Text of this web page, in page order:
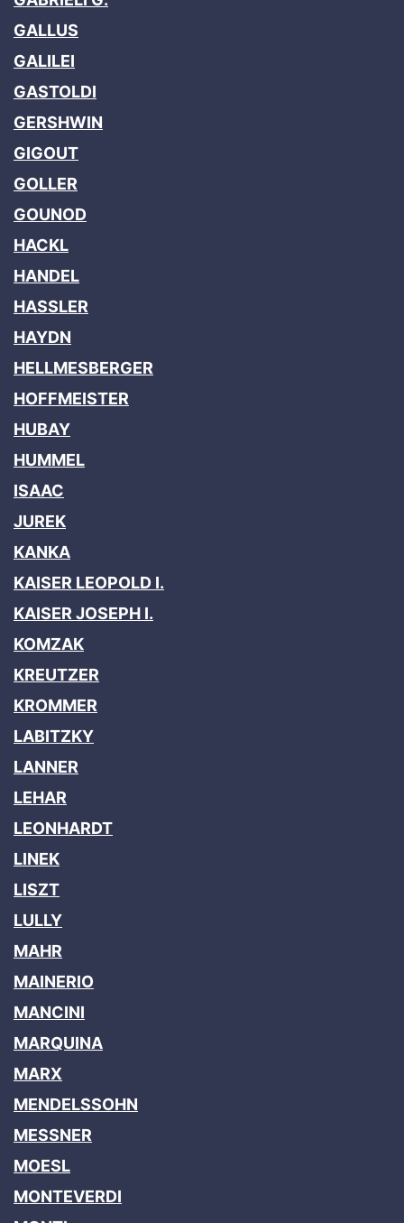
GALLUS
GALILEI
GASTOLDI
GERSHWIN
GIGOUT
GOLLER
GOUNOD
HACKL
HANDEL
HASSLER
HAYDN
HELLMESBERGER
HOFFMEISTER
HUBAY
HUMMEL
ISAAC
JUREK
KANKA
KAISER LEOPOLD I.
KAISER JOSEPH I.
KOMZAK
KREUTZER
KROMMER
LABITZKY
LANNER
LEHAR
LEONHARDT
LINEK
LISZT
LULLY
MAHR
MAINERIO
MANCINI
MARQUINA
MARX
MENDELSSOHN
MESSNER
MOESL
MONTEVERDI